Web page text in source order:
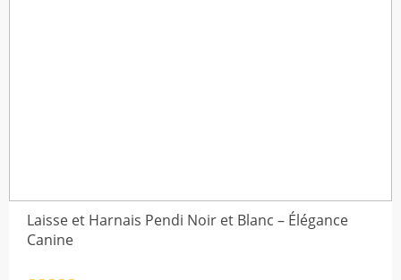
Laisse et Harnais Pendi Noir et Blanc – Élégance
Canine